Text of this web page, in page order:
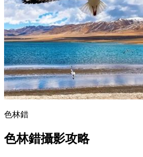
色林錯
色林錯攝影攻略